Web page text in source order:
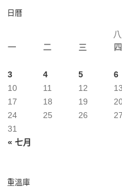
日曆
一
二 三 四
« 七月
3
4 5 6
10
11 12 13
17
18 19
24
25 26 27
31
重溫庫